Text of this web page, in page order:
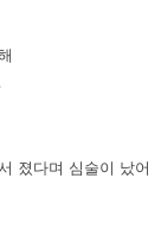
졌다며 심술이 났어